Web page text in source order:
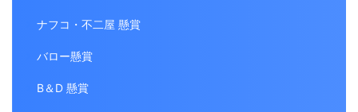
ナフコ・不二屋 懸賞
バロー懸賞
B＆D 懸賞